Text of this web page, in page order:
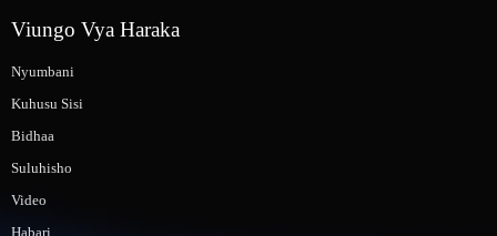
Viungo Vya Haraka
Nyumbani
Kuhusu Sisi
Bidhaa
Suluhisho
Video
Habari